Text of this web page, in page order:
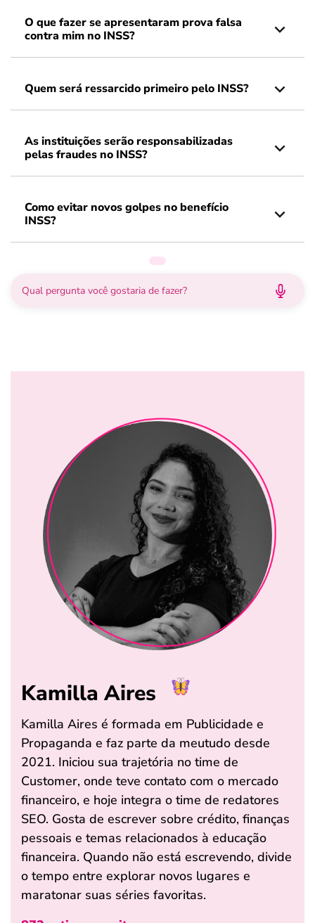
O que fazer se apresentaram prova falsa
contra mim no INSS?
Quem será ressarcido primeiro pelo INSS?
As instituições serão responsabilizadas
pelas fraudes no INSS?
Como evitar novos golpes no benefício
INSS?
Kamilla Aires
Kamilla Aires é formada em Publicidade e
Propaganda e faz parte da meutudo desde
2021. Iniciou sua trajetória no time de
Customer, onde teve contato com o mercado
financeiro, e hoje integra o time de redatores
SEO. Gosta de escrever sobre crédito, finanças
pessoais e temas relacionados à educação
financeira. Quando não está escrevendo, divide
o tempo entre explorar novos lugares e
maratonar suas séries favoritas.